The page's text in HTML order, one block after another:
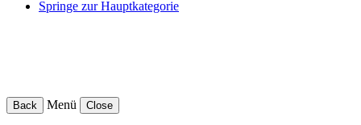
Springe zur Hauptkategorie
Back Menü Close